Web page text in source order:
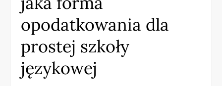
opodatkowania dla
prostej szkoły
językowej